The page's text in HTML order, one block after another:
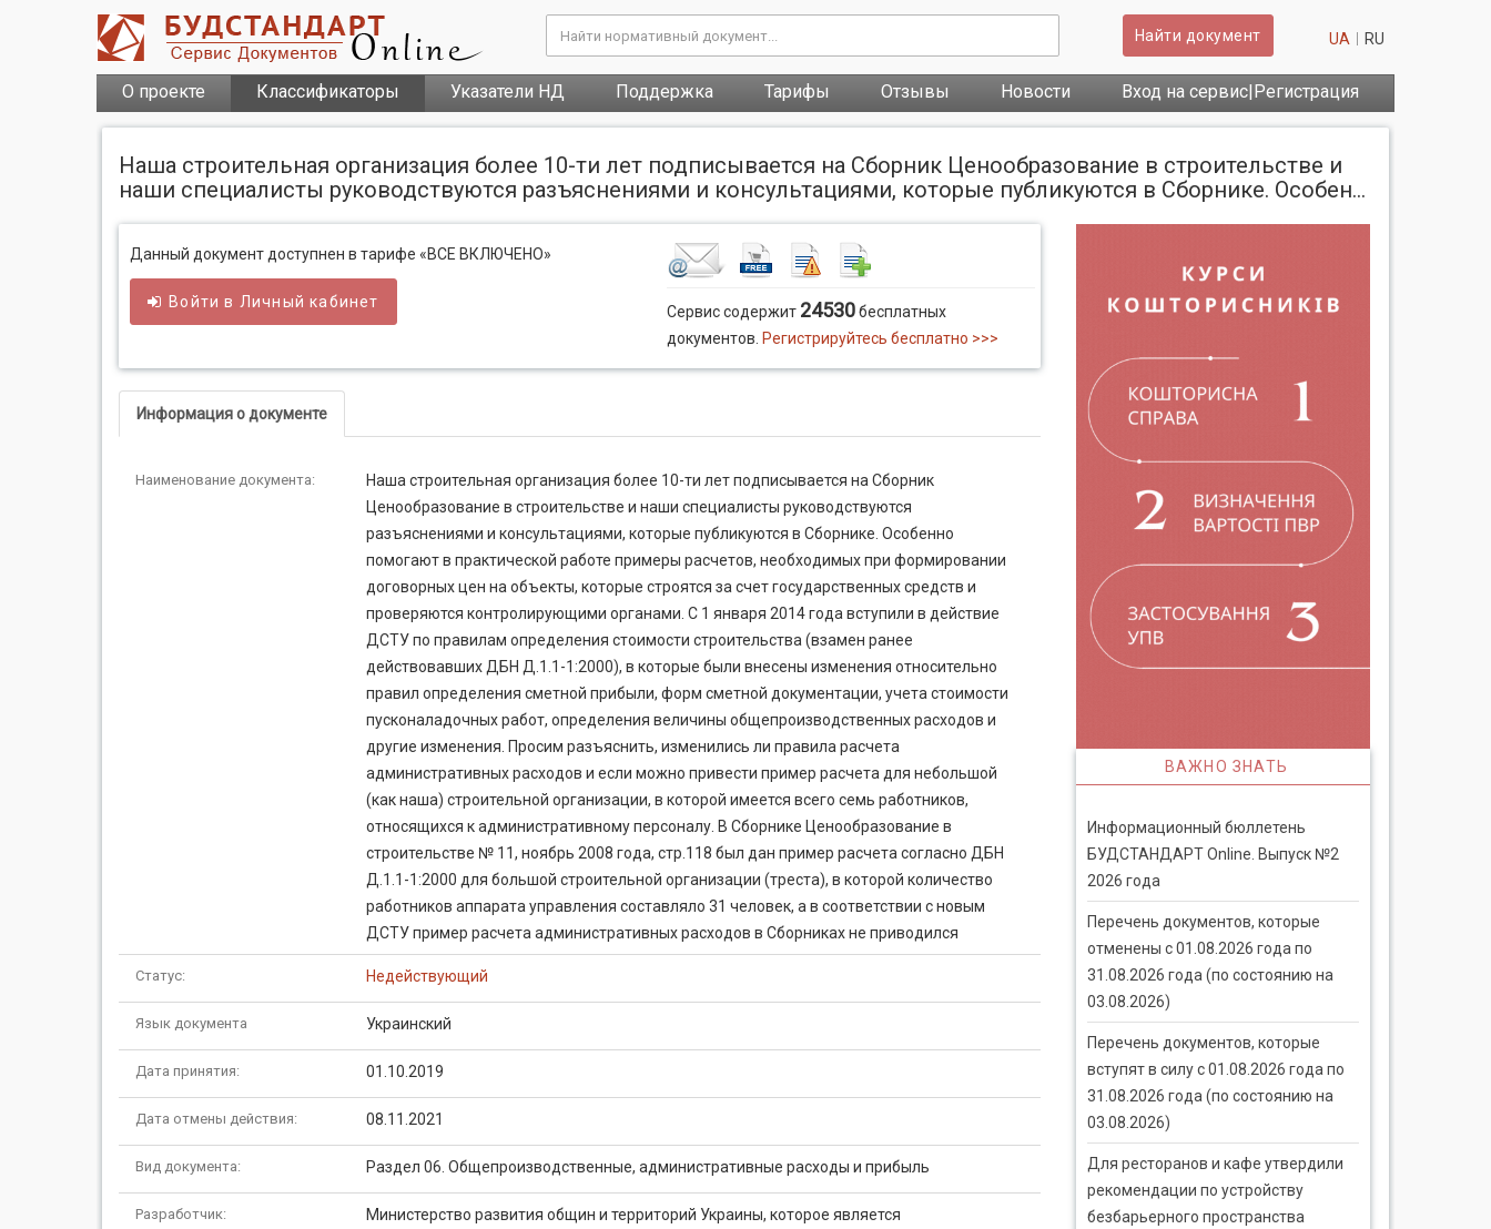
Найти документ UA RU
О проекте Классификаторы Указатели НД Поддержка Тарифы Отзывы Новости Вход на сервис|Регистрация
Наша строительная организация более 10-ти лет подписывается на Сборник Ценообразование в строительстве и
наши специалисты руководствуются разъяснениями и консультациями, которые публикуются в Сборнике. Особен...
Данный документ доступнен в тарифе «ВСЕ ВКЛЮЧЕНО»
Войти в Личный кабинет
Сервис содержит 24530бесплатных
документов. Регистрируйтесь бесплатно >>>
Информация о документе
Наименование документа:
Наша строительная организация более 10-ти лет подписывается на Сборник
Ценообразование в строительстве и наши специалисты руководствуются
разъяснениями и консультациями, которые публикуются в Сборнике. Особенно
помогают в практической работе примеры расчетов, необходимых при формировании
договорных цен на объекты, которые строятся за счет государственных средств и
проверяются контролирующими органами. С 1 января 2014 года вступили в действие
ДСТУ по правилам определения стоимости строительства (взамен ранее
действовавших ДБН Д.1.1-1:2000), в которые были внесены изменения относительно
правил определения сметной прибыли, форм сметной документации, учета стоимости
пусконаладочных работ, определения величины общепроизводственных расходов и
другие изменения. Просим разъяснить, изменились ли правила расчета
административных расходов и если можно привести пример расчета для небольшой
(как наша) строительной организации, в которой имеется всего семь работников,
относящихся к административному персоналу. В Сборнике Ценообразование в
строительстве № 11, ноябрь 2008 года, стр.118 был дан пример расчета согласно ДБН
Д.1.1-1:2000 для большой строительной организации (треста), в которой количество
работников аппарата управления составляло 31 человек, а в соответствии с новым
ДСТУ пример расчета административных расходов в Сборниках не приводился
Статус: Недействующий
Язык документа Украинский
Дата принятия: 01.10.2019
Дата отмены действия: 08.11.2021
Вид документа: Раздел 06. Общепроизводственные, административные расходы и прибыль
Разработчик:
Министерство развития общин и территорий Украины, которое является
ВАЖНО ЗНАТЬ
Информационный бюллетень
БУДСТАНДАРТ Online. Выпуск №2
2026 года
Перечень документов, которые
отменены с 01.08.2026 года по
31.08.2026 года (по состоянию на
03.08.2026)
Перечень документов, которые
вступят в силу с 01.08.2026 года по
31.08.2026 года (по состоянию на
03.08.2026)
Для ресторанов и кафе утвердили
рекомендации по устройству
безбарьерного пространства